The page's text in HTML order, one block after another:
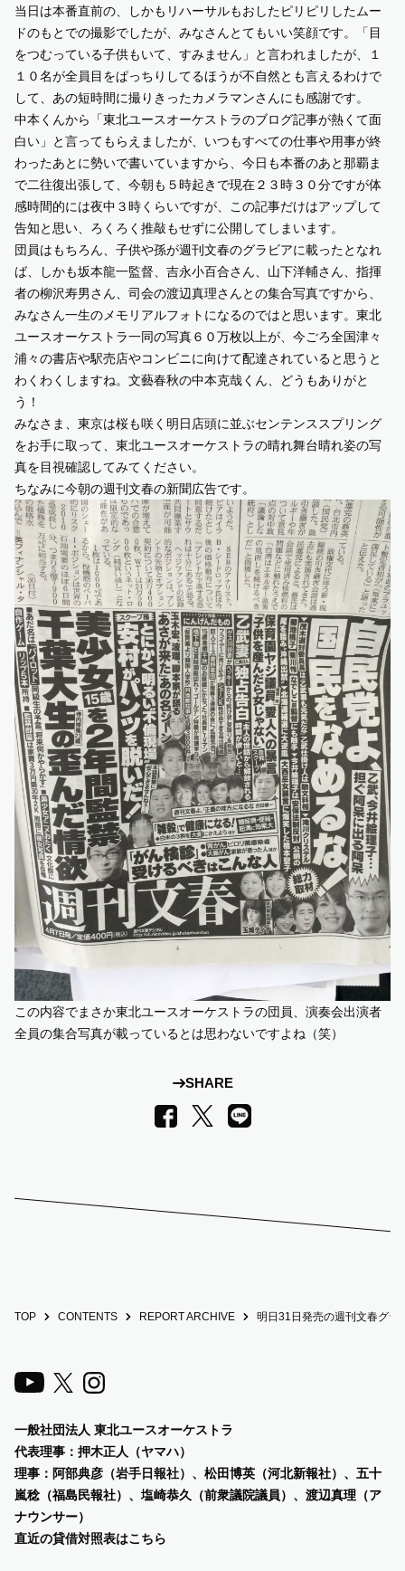
当日は本番直前の、しかもリハーサルもおしたピリピリしたムー
ドのもとでの撮影でしたが、みなさんとてもいい笑顔です。「目
をつむっている子供もいて、すみません」と言われましたが、１
１０名が全員目をぱっちりしてるほうが不自然とも言えるわけで
して、あの短時間に撮りきったカメラマンさんにも感謝です。
中本くんから「東北ユースオーケストラのブログ記事が熱くて面
白い」と言ってもらえましたが、いつもすべての仕事や用事が終
わったあとに勢いで書いていますから、今日も本番のあと那覇ま
で二往復出張して、今朝も５時起きで現在２３時３０分ですが体
感時間的には夜中３時くらいですが、この記事だけはアップして
告知と思い、ろくろく推敲もせずに公開してしまいます。
団員はもちろん、子供や孫が週刊文春のグラビアに載ったとなれ
ば、しかも坂本龍一監督、吉永小百合さん、山下洋輔さん、指揮
者の柳沢寿男さん、司会の渡辺真理さんとの集合写真ですから、
みなさん一生のメモリアルフォトになるのではと思います。東北
ユースオーケストラ一同の写真６０万枚以上が、今ごろ全国津々
浦々の書店や駅売店やコンビニに向けて配達されていると思うと
わくわくしますね。文藝春秋の中本克哉くん、どうもありがと
う！
みなさま、東京は桜も咲く明日店頭に並ぶセンテンススプリング
をお手に取って、東北ユースオーケストラの晴れ舞台晴れ姿の写
真を目視確認してみてください。
ちなみに今朝の週刊文春の新聞広告です。
この内容でまさか東北ユースオーケストラの団員、演奏会出演者
全員の集合写真が載っているとは思わないですよね（笑）
SHARE
Facebook
X LINE
TOP CONTENTS REPORT ARCHIVE 明日31日発売の週刊文春グラ
一般社団法人 東北ユースオーケストラ
代表理事：押木正人（ヤマハ）
理事：阿部典彦（岩手日報社）、 松田博英（河北新報社）、五十
嵐稔（福島民報社）、塩崎恭久（前衆議院議員）、渡辺真理（ア
ナウンサー）
直近の貸借対照表はこちら